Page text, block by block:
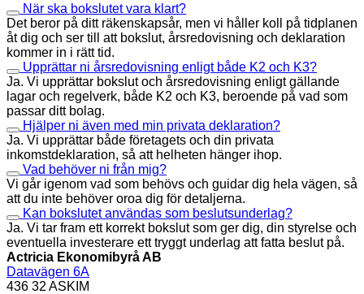
När ska bokslutet vara klart?
Det beror på ditt räkenskapsår, men vi håller koll på tidplanen
åt dig och ser till att bokslut, årsredovisning och deklaration
kommer in i rätt tid.
Upprättar ni årsredovisning enligt både K2 och K3?
Ja. Vi upprättar bokslut och årsredovisning enligt gällande
lagar och regelverk, både K2 och K3, beroende på vad som
passar ditt bolag.
Hjälper ni även med min privata deklaration?
Ja. Vi upprättar både företagets och din privata
inkomstdeklaration, så att helheten hänger ihop.
Vad behöver ni från mig?
Vi går igenom vad som behövs och guidar dig hela vägen, så
att du inte behöver oroa dig för detaljerna.
Kan bokslutet användas som beslutsunderlag?
Ja. Vi tar fram ett korrekt bokslut som ger dig, din styrelse och
eventuella investerare ett tryggt underlag att fatta beslut på.
Actricia Ekonomibyrå AB
Datavägen 6A
436 32 ASKIM